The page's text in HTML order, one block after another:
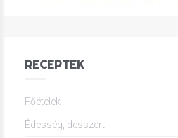
RECEPTEK
Főételek
Édesség, desszert